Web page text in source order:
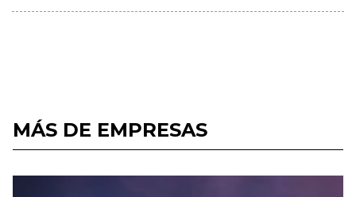
MÁS DE EMPRESAS